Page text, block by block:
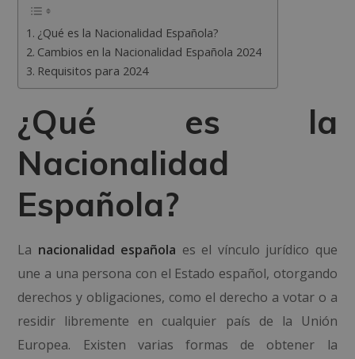
¿Qué es la Nacionalidad Española?
Cambios en la Nacionalidad Española 2024
Requisitos para 2024
¿Qué es la
Nacionalidad
Española?
La nacionalidad española es el vínculo jurídico que
une a una persona con el Estado español, otorgando
derechos y obligaciones, como el derecho a votar o a
residir libremente en cualquier país de la Unión
Europea. Existen varias formas de obtener la